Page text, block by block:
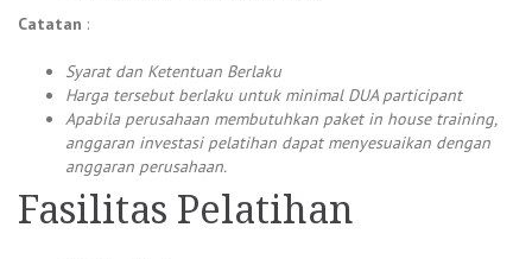
Catatan :
Syarat dan Ketentuan Berlaku
Harga tersebut berlaku untuk minimal DUA participant
Apabila perusahaan membutuhkan paket in house training,
anggaran investasi pelatihan dapat menyesuaikan dengan
anggaran perusahaan.
Fasilitas Pelatihan